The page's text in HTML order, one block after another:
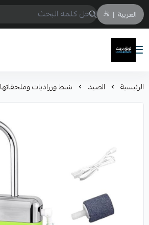
العربية |
لونق بريث
الرئيسية الصيد شنط وزراديات وملحقاتها